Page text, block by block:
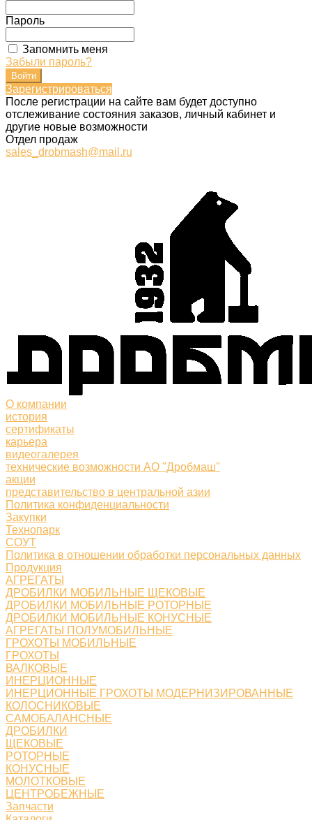
Пароль
Запомнить меня
Забыли пароль?
Зарегистрироваться
После регистрации на сайте вам будет доступно
отслеживание состояния заказов, личный кабинет и
другие новые возможности
Отдел продаж
sales_drobmash@mail.ru
О компании
история
сертификаты
карьера
видеогалерея
технические возможности АО "Дробмаш"
акции
представительство в центральной азии
Политика конфиденциальности
Закупки
Технопарк
СОУТ
Политика в отношении обработки персональных данных
Продукция
АГРЕГАТЫ
ДРОБИЛКИ МОБИЛЬНЫЕ ЩЕКОВЫЕ
ДРОБИЛКИ МОБИЛЬНЫЕ РОТОРНЫЕ
ДРОБИЛКИ МОБИЛЬНЫЕ КОНУСНЫЕ
АГРЕГАТЫ ПОЛУМОБИЛЬНЫЕ
ГРОХОТЫ МОБИЛЬНЫЕ
ГРОХОТЫ
ВАЛКОВЫЕ
ИНЕРЦИОННЫЕ
ИНЕРЦИОННЫЕ ГРОХОТЫ МОДЕРНИЗИРОВАННЫЕ
КОЛОСНИКОВЫЕ
САМОБАЛАНСНЫЕ
ДРОБИЛКИ
ЩЕКОВЫЕ
РОТОРНЫЕ
КОНУСНЫЕ
МОЛОТКОВЫЕ
ЦЕНТРОБЕЖНЫЕ
Запчасти